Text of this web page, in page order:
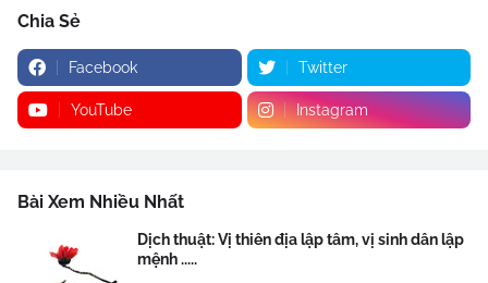
Chia Sẻ
Facebook Twitter
YouTube Instagram
Bài Xem Nhiều Nhất
Dịch thuật: Vị thiên địa lập tâm, vị sinh dân lập
mệnh .....